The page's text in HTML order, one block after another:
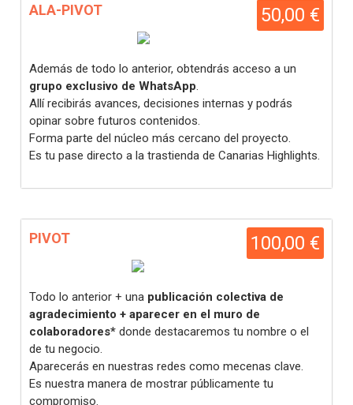
50,00 €
ALA-PIVOT
Además de todo lo anterior, obtendrás acceso a un
grupo exclusivo de WhatsApp.
Allí recibirás avances, decisiones internas y podrás
opinar sobre futuros contenidos.
Forma parte del núcleo más cercano del proyecto.
Es tu pase directo a la trastienda de Canarias Highlights.
100,00 €
PIVOT
Todo lo anterior + una publicación colectiva de
agradecimiento + aparecer en el muro de
colaboradores* donde destacaremos tu nombre o el
de tu negocio.
Aparecerás en nuestras redes como mecenas clave.
Es nuestra manera de mostrar públicamente tu
compromiso.